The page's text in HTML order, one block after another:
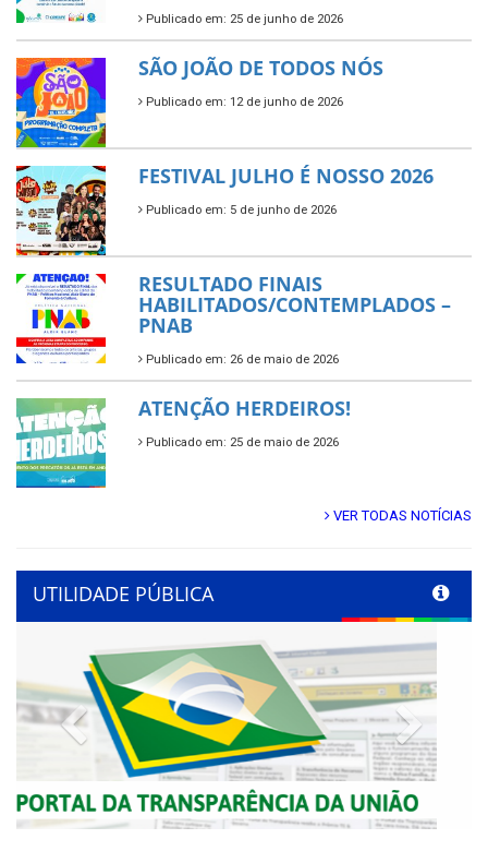
Publicado em: 25 de junho de 2026
SÃO JOÃO DE TODOS NÓS
Publicado em: 12 de junho de 2026
FESTIVAL JULHO É NOSSO 2026
Publicado em: 5 de junho de 2026
RESULTADO FINAIS
HABILITADOS/CONTEMPLADOS –
PNAB
Publicado em: 26 de maio de 2026
ATENÇÃO HERDEIROS!
Publicado em: 25 de maio de 2026
VER TODAS NOTÍCIAS
UTILIDADE PÚBLICA
Previous